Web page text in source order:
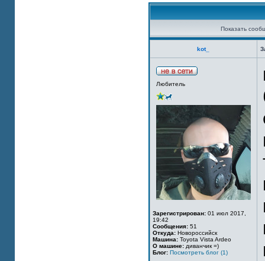
Показать
kot_
Любитель
Зарегистрирован: 01 июл 2017,
19:42
Сообщения: 51
Откуда: Новороссийск
Машина: Toyota Vista Ardeo
О машине: диванчик =)
Блог: Посмотреть блог (1)